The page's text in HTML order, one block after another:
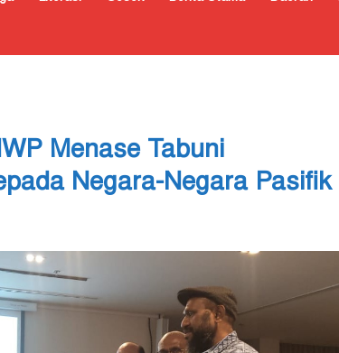
Menase Tabuni
Negara-Negara Pasifik